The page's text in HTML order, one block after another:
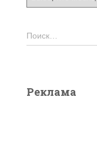
в
п
Н
а
:
Поиск…
Реклама